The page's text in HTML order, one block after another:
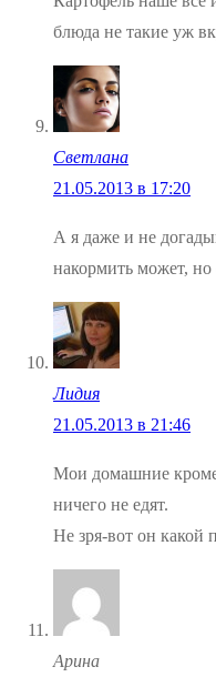
блюда не такие уж
Светлана
21.05.2013 в 17:20
А я даже и не
накормить может,
Лидия
21.05.2013 в 21:46
Мои домашние кроме
ничего не едят.
Не зря-вот он какой
Арина